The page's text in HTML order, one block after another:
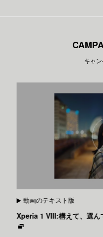
キャ
動画のテキスト版
Xperia 1 VIII:構えて、選ん